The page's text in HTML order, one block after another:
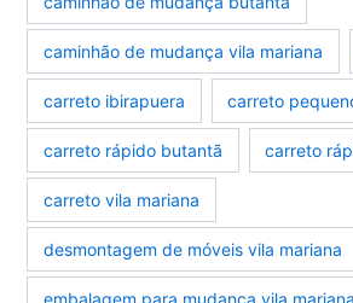
caminhão de mudança vila mariana
carreto ibirapuera carreto
carreto rápido butantã carreto
carreto vila mariana
desmontagem de móveis vila mariana